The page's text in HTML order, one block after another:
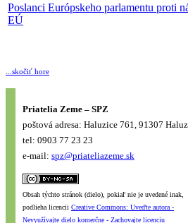
Poslanci Európskeho parlamentu proti
EÚ
...skočiť hore
Priatelia Zeme – SPZ
poštová adresa: Haluzice 761, 91307
tel: 0903 77 23 23
e-mail: spz@priateliazeme.sk
Obsah týchto stránok (dielo), pokiaľ nie je uvedené inak,
podlieha licencii Creative Commons: Uveďte autora -
Nevyužívajte dielo komerčne - Zachovajte licenciu